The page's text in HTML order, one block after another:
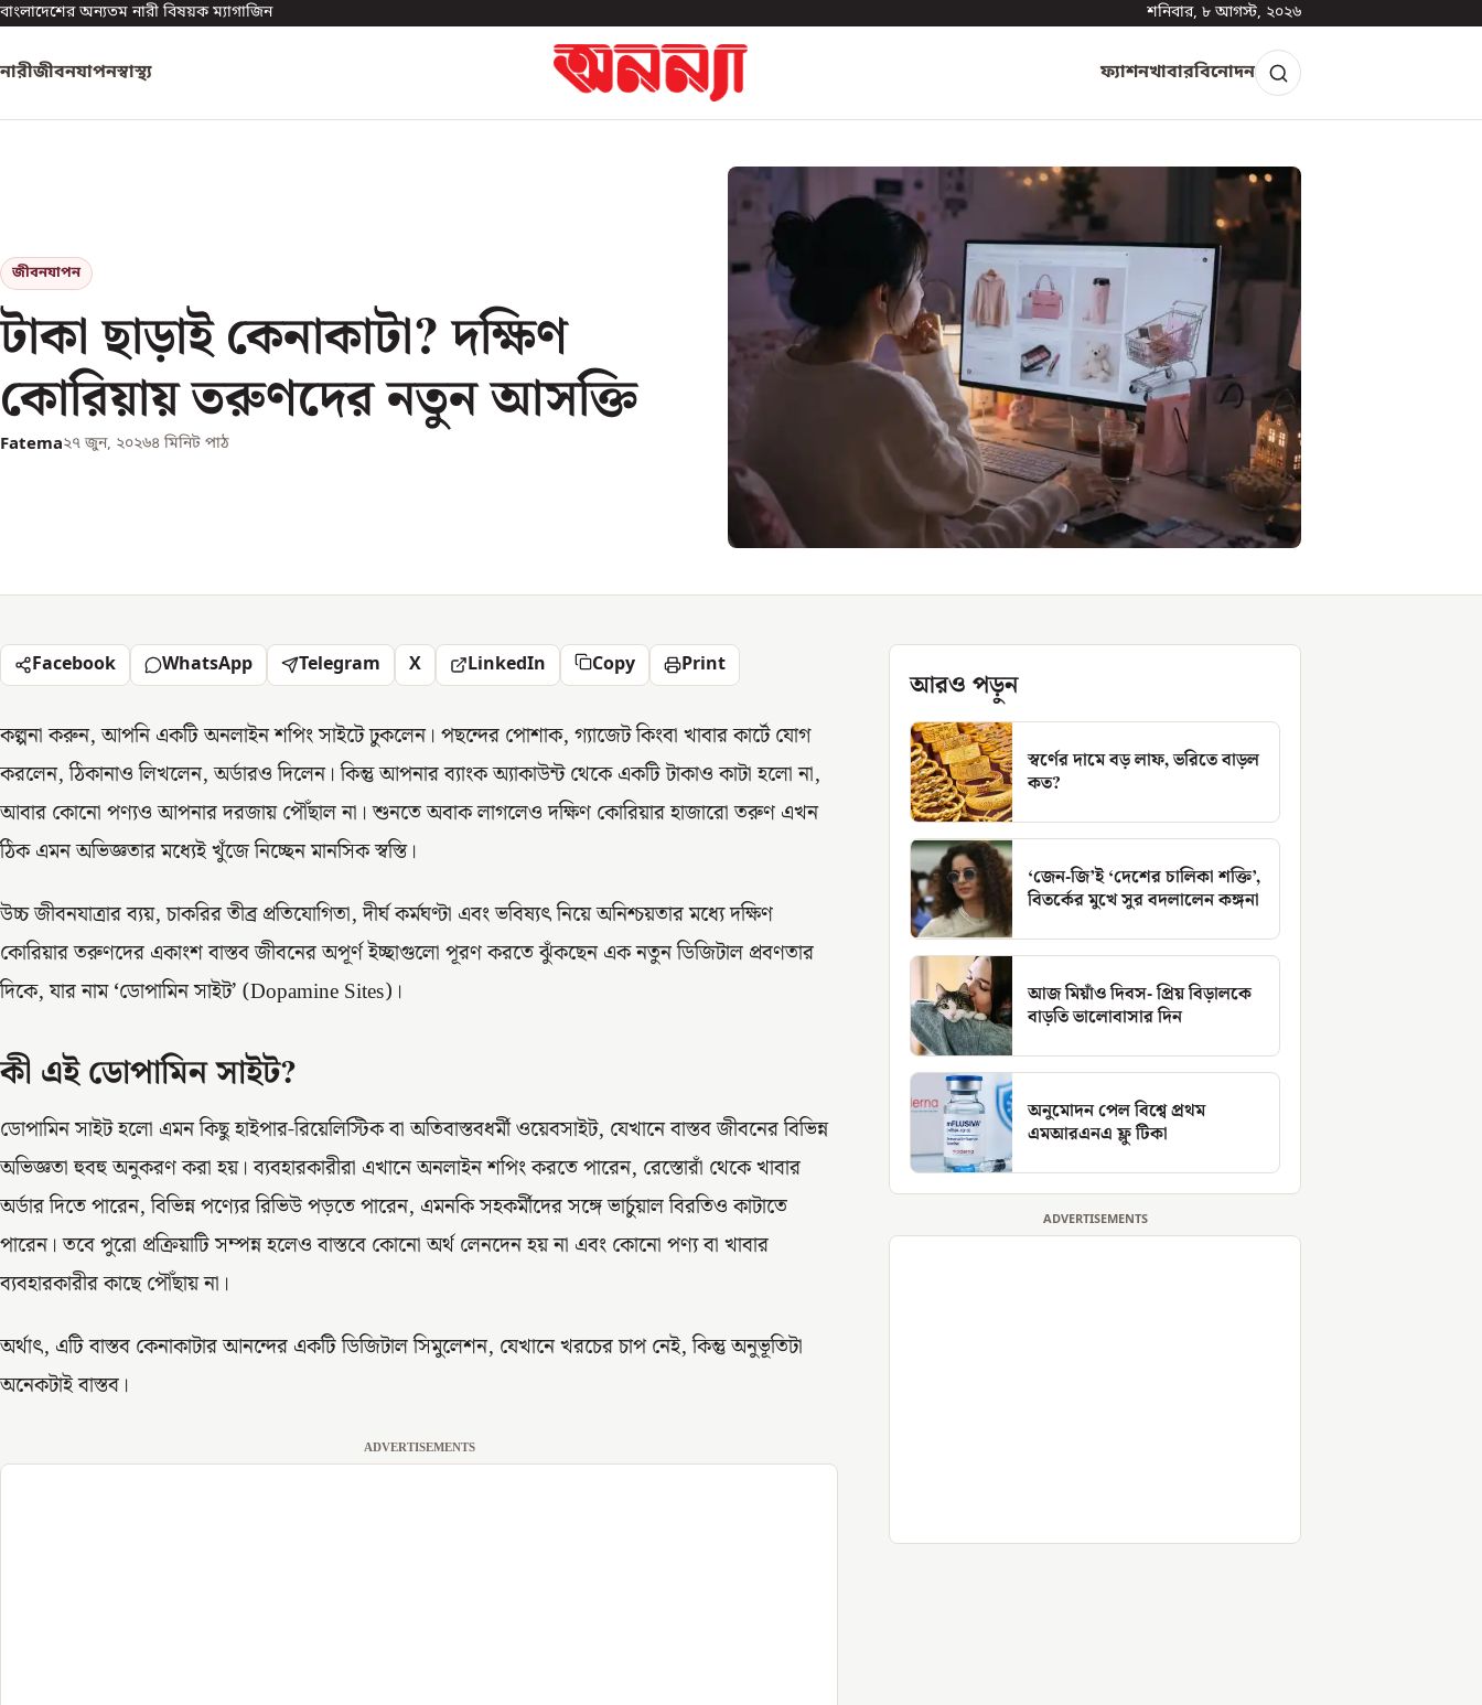
বাংলাদেশের অন্যতম নারী বিষয়ক ম্যাগাজিন শনিবার, ৮ আগস্ট, ২০২৬
নারীজীবনযাপনস্বাস্থ্য ফ্যাশনখাবারবিনোদন
জীবনযাপন
টাকা ছাড়াই কেনাকাটা? দক্ষিণ
কোরিয়ায় তরুণদের নতুন আসক্তি
Fatema২৭ জুন, ২০২৬৪ মিনিট পাঠ
Facebook WhatsApp Telegram X LinkedIn Copy Print
কল্পনা করুন, আপনি একটি অনলাইন শপিং সাইটে ঢুকলেন। পছন্দের পোশাক, গ্যাজেট কিংবা খাবার কার্টে যোগ
করলেন, ঠিকানাও লিখলেন, অর্ডারও দিলেন। কিন্তু আপনার ব্যাংক অ্যাকাউন্ট থেকে একটি টাকাও কাটা হলো না,
আবার কোনো পণ্যও আপনার দরজায় পৌঁছাল না। শুনতে অবাক লাগলেও দক্ষিণ কোরিয়ার হাজারো তরুণ এখন
ঠিক এমন অভিজ্ঞতার মধ্যেই খুঁজে নিচ্ছেন মানসিক স্বস্তি।
উচ্চ জীবনযাত্রার ব্যয়, চাকরির তীব্র প্রতিযোগিতা, দীর্ঘ কর্মঘণ্টা এবং ভবিষ্যৎ নিয়ে অনিশ্চয়তার মধ্যে দক্ষিণ
কোরিয়ার তরুণদের একাংশ বাস্তব জীবনের অপূর্ণ ইচ্ছাগুলো পূরণ করতে ঝুঁকছেন এক নতুন ডিজিটাল প্রবণতার
দিকে, যার নাম‘ডোপামিন সাইট’ (Dopamine Sites)।
কী এই ডোপামিন সাইট?
ডোপামিন সাইট হলো এমন কিছু হাইপার-রিয়েলিস্টিক বা অতিবাস্তবধর্মী ওয়েবসাইট, যেখানে বাস্তব জীবনের বিভিন্ন
অভিজ্ঞতা হুবহু অনুকরণ করা হয়। ব্যবহারকারীরা এখানে অনলাইন শপিং করতে পারেন, রেস্তোরাঁ থেকে খাবার
অর্ডার দিতে পারেন, বিভিন্ন পণ্যের রিভিউ পড়তে পারেন, এমনকি সহকর্মীদের সঙ্গে ভার্চুয়াল বিরতিও কাটাতে
পারেন। তবে পুরো প্রক্রিয়াটি সম্পন্ন হলেও বাস্তবে কোনো অর্থ লেনদেন হয় না এবং কোনো পণ্য বা খাবার
ব্যবহারকারীর কাছে পৌঁছায় না।
অর্থাৎ, এটি বাস্তব কেনাকাটার আনন্দের একটি ডিজিটাল সিমুলেশন, যেখানে খরচের চাপ নেই, কিন্তু অনুভূতিটা
অনেকটাই বাস্তব।
ADVERTISEMENTS
আরও পড়ুন
স্বর্ণের দামে বড় লাফ, ভরিতে বাড়ল
কত?
‘জেন-জি’ই ‘দেশের চালিকা শক্তি’,
বিতর্কের মুখে সুর বদলালেন কঙ্গনা
আজ মিয়াঁও দিবস- প্রিয় বিড়ালকে
বাড়তি ভালোবাসার দিন
অনুমোদন পেল বিশ্বে প্রথম
এমআরএনএ ফ্লু টিকা
ADVERTISEMENTS